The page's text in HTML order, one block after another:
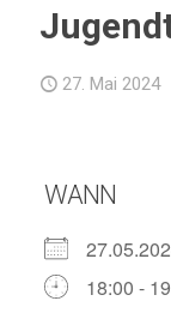
27. Mai 2024
WANN
18:00 -